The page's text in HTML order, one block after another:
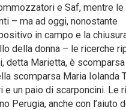
e Saf, mentre
– ma ad oggi, nonostante
in campo e la
della donna – le ricerche
detta Marietta, è
scomparsa Maria Iolanda
e un paio di scarponcini.
Perugia, anche con l’aiuto